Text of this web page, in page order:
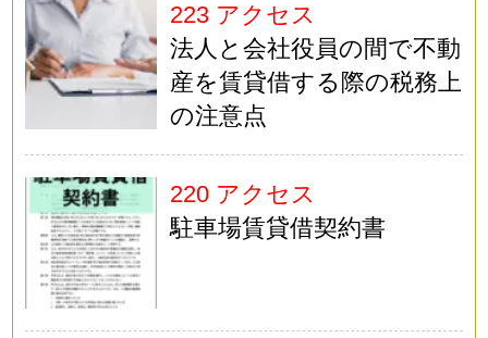
223 アクセス
法人と会社役員の間で不動
産を賃貸借する際の税務上
の注意点
220 アクセス
駐車場賃貸借契約書